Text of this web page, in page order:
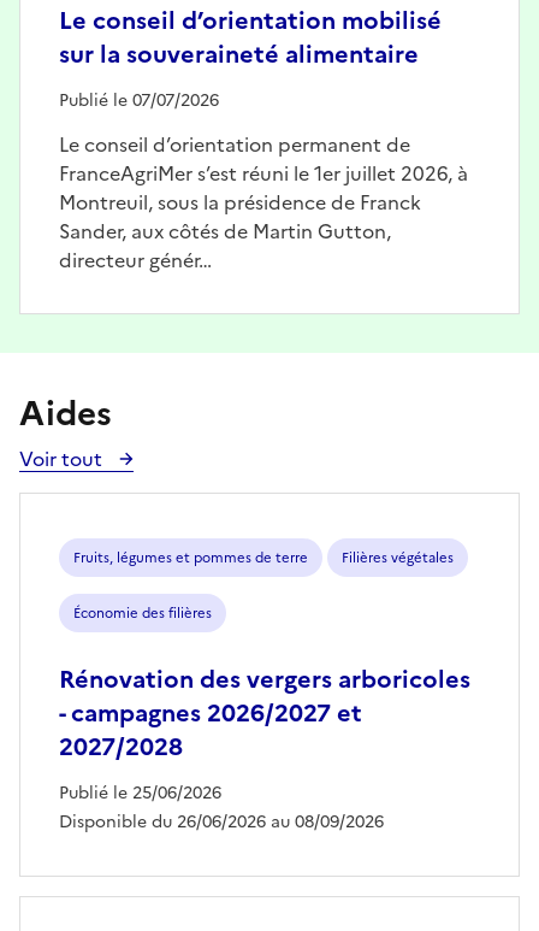
Le conseil d’orientation mobilisé
sur la souveraineté alimentaire
Publié le 07/07/2026
Le conseil d’orientation permanent de
FranceAgriMer s’est réuni le 1er juillet 2026, à
Montreuil, sous la présidence de Franck
Sander, aux côtés de Martin Gutton,
directeur génér…
Aides
Voir tout
Voir
toutes
aides
Fruits, légumes et pommes de terre Filières végétales
Économie des filières
Rénovation des vergers arboricoles
- campagnes 2026/2027 et
2027/2028
Publié le 25/06/2026
Disponible du 26/06/2026 au 08/09/2026